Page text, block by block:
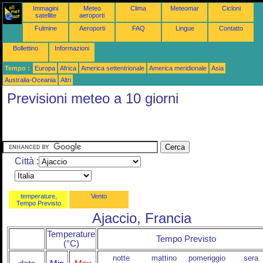
Immagini
satellite
Meteo
aeroporti
Clima Meteomar Cicloni
Fulmine Aeroporti FAQ Lingue Contatto
Bollettino Informazioni
Tempo : Europa Africa America settentrionale America meridionale
Asia
Australia-Oceania
Altri
Previsioni meteo a 10 giorni
Città :
temperature,
Tempo Previsto
Vento
Ajaccio, Francia
Temperature
(°C)
Tempo Previsto
notte mattino pomeriggio
sera